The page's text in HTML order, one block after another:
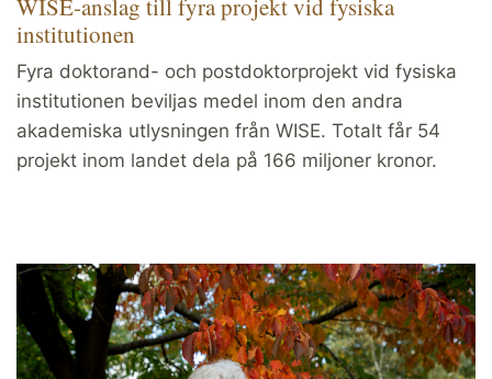
institutionen
Fyra doktorand- och postdoktorprojekt vid fysiska
institutionen beviljas medel inom den andra
akademiska utlysningen från WISE. Totalt får 54
projekt inom landet dela på 166 miljoner kronor.